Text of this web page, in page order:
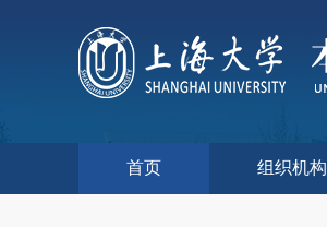
首页 组织机构